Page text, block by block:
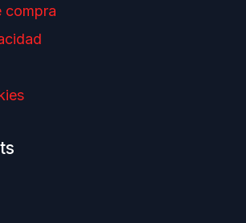
compra